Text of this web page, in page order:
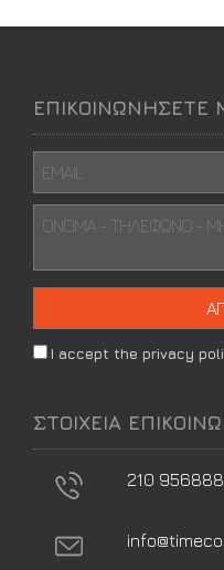
ΕΠΙΚΟΙΝΩΝΗΣΕΤΕ
I accept the privacy
ΣΤΟΙΧΕΙΑ
210